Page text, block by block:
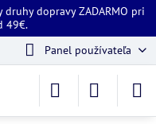
dopravy ZADARMO pri
49€.
Panel používateľa